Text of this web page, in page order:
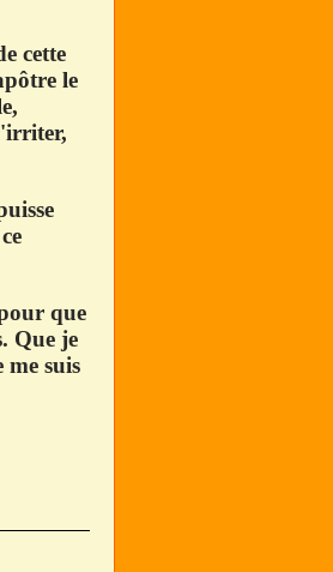
cette
le
que
Que je
suis